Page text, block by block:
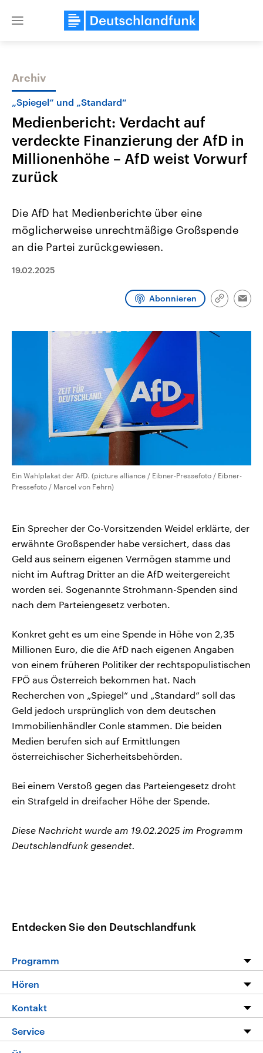
Close
Themen
2026
Alle Informationen
Sachsen-Anhalt wählt am 6.
September 2026 einen neuen
Landtag. Seit 2021 wird das
CDU, SPD und FDP regiert.-
Wahlprogramme, aktuelle Berichte
und Hintergründe zu den Parteien
und Kandidaten der anstehenden
Aktuelle Beiträge,
Hintergründe
Wirtschaftlich und
den mächtigsten Ländern
Programm Podcasts
Archiv
„Spiegel“ und „Standard“
Medienbericht: Verdacht auf
verdeckte Finanzierung der AfD in
Millionenhöhe – AfD weist Vorwurf
zurück
Die AfD hat Medienberichte über eine
möglicherweise unrechtmäßige Großspende
an die Partei zurückgewiesen.
19.02.2025
Abonnieren
Link
Ein Wahlplakat der AfD. (picture alliance / Eibner-Pressefoto / Eibner-
Pressefoto / Marcel von Fehrn)
Ein Sprecher der Co-Vorsitzenden Weidel erklärte, der
erwähnte Großspender habe versichert, dass das
Geld aus seinem eigenen Vermögen stamme und
nicht im Auftrag Dritter an die AfD weitergereicht
worden sei. Sogenannte Strohmann-Spenden sind
nach dem Parteiengesetz verboten.
Konkret geht es um eine Spende in Höhe von 2,35
Millionen Euro, die die AfD nach eigenen Angaben
von einem früheren Politiker der rechtspopulistischen
FPÖ aus Österreich bekommen hat. Nach
Recherchen von „Spiegel“ und „Standard“ soll das
Geld jedoch ursprünglich von dem deutschen
Immobilienhändler Conle stammen. Die beiden
Medien berufen sich auf Ermittlungen
österreichischer Sicherheitsbehörden.
Bei einem Verstoß gegen das Parteiengesetz droht
ein Strafgeld in dreifacher Höhe der Spende.
Diese Nachricht wurde am 19.02.2025 im Programm
Deutschlandfunk gesendet.
Entdecken Sie den Deutschlandfunk
Programm
Programm
Die Nachrichten
Nachrichtenleicht
Hören
Livestream
Podcasts
Kontakt
Hörerservice
Service